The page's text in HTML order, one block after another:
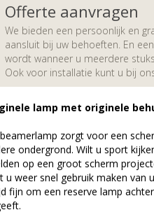
Offerte aanvragen
We bieden een persoonlijk en
aansluit bij uw behoeften. En
wordt wanneer u meerdere
Ook voor installatie kunt u bij
lamp met originele
zorgt voor een
ondergrond. Wilt u sport
op een groot scherm
u weer snel gebruik maken van
fijn om een reserve lamp